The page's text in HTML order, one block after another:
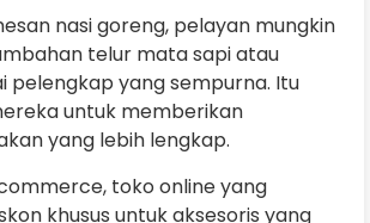
nasi goreng, pelayan mungkin
telur mata sapi atau
pelengkap yang sempurna. Itu
untuk memberikan
yang lebih lengkap.
toko online yang
khusus untuk aksesoris yang